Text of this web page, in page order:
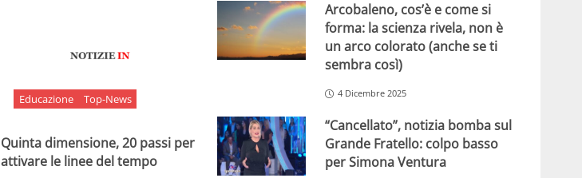
Educazione Top-News
Quinta dimensione, 20 passi per
attivare le linee del tempo
Arcobaleno, cos’è e come si
forma: la scienza rivela, non è
un arco colorato (anche se ti
sembra così)
4 Dicembre 2025
“Cancellato”, notizia bomba sul
Grande Fratello: colpo basso
per Simona Ventura